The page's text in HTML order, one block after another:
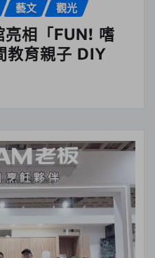
藝文 觀光
亮相「FUN! 嗜
教育親子 DIY